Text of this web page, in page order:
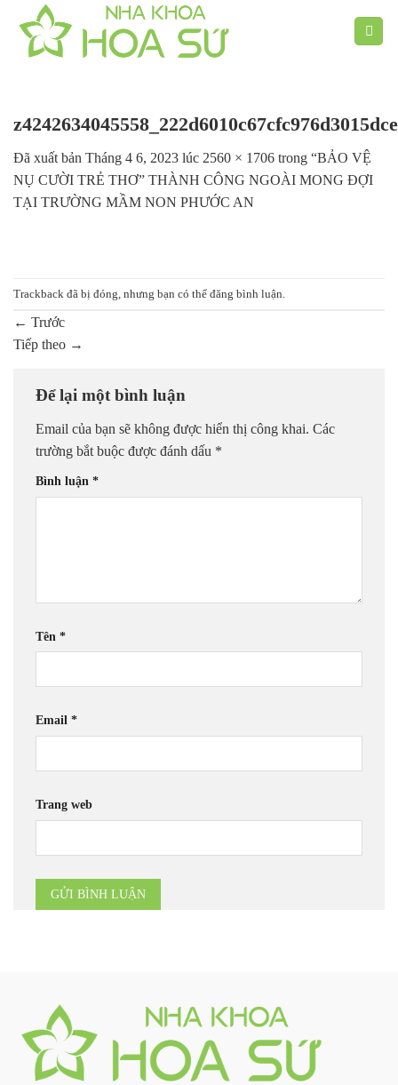
Chuyển
Đã xuất bản Tháng 4 6, 2023 lúc 2560 × 1706 trong “BẢO VỆ
NỤ CƯỜI TRẺ THƠ” THÀNH CÔNG NGOÀI MONG ĐỢI
TẠI TRƯỜNG MẦM NON PHƯỚC AN
Trackback đã bị đóng, nhưng bạn có thể đăng bình luận
← Trước
Tiếp theo →
Để lại một bình luận
Email của bạn sẽ không được hiển thị công khai. Các
trường bắt buộc được đánh dấu *
Bình luận *
Tên *
Email *
Trang web